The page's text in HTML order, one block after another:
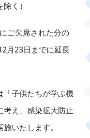
く）
ご欠席された分の
月23日までに延長
「子供たちが学ぶ機
考え、感染拡大防止
いたします。